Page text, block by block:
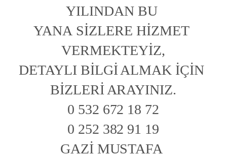
YILINDAN BU
YANA SİZLERE HİZMET
VERMEKTEYİZ,
DETAYLI BİLGİ ALMAK İÇİN
BİZLERİ ARAYINIZ.
0 532 672 18 72
0 252 382 91 19
GAZİ MUSTAFA